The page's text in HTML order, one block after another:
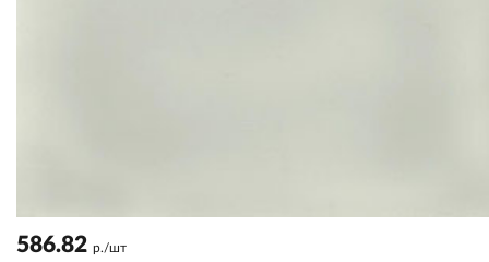
586.82 р./шт